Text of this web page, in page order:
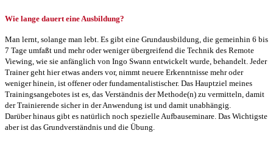
Wie lange dauert eine Ausbildung?
Man lernt, solange man lebt. Es gibt eine Grundausbildung, die gemeinhin 6 bis
7 Tage umfaßt und mehr oder weniger übergreifend die Technik des Remote
Viewing, wie sie anfänglich von Ingo Swann entwickelt wurde, behandelt. Jeder
Trainer geht hier etwas anders vor, nimmt neuere Erkenntnisse mehr oder
weniger hinein, ist offener oder fundamentalistischer. Das Hauptziel meines
Trainingsangebotes ist es, das Verständnis der Methode(n) zu vermitteln, damit
der Trainierende sicher in der Anwendung ist und damit unabhängig.
Darüber hinaus gibt es natürlich noch spezielle Aufbauseminare. Das Wichtigste
aber ist das Grundverständnis und die Übung.